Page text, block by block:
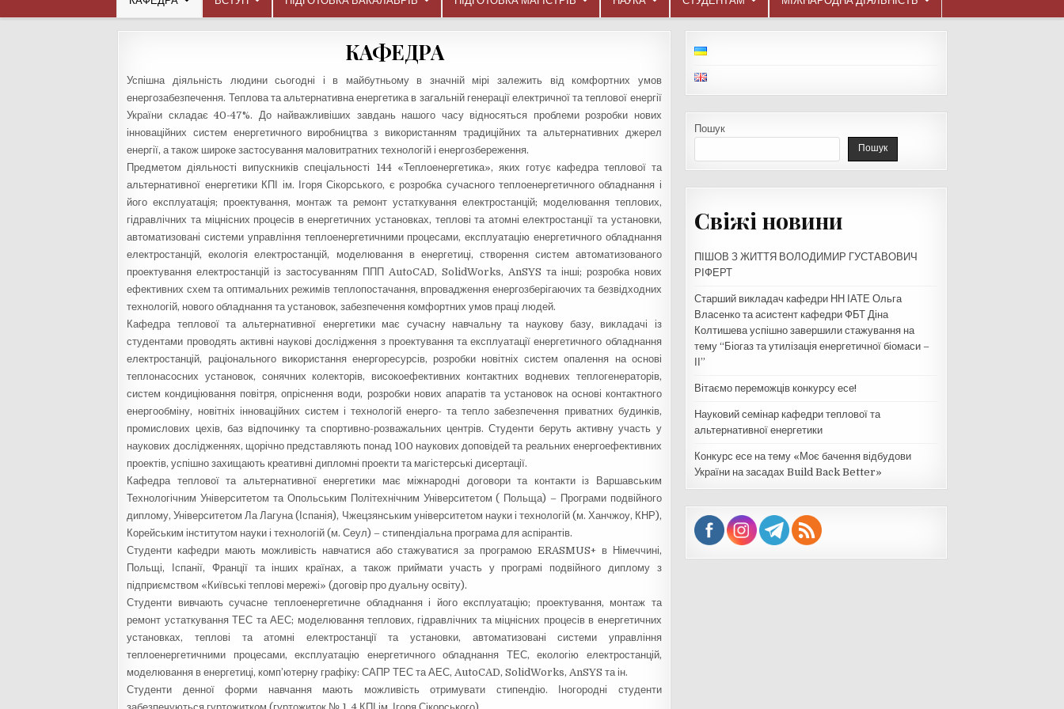
КАФЕДРА
Успішна діяльність людини сьогодні і в майбутньому в значній мірі залежить від комфортних умов
енергозабезпечення. Теплова та альтернативна енергетика в загальній генерації електричної та теплової енергії
України складає 40-47%. До найважливіших завдань нашого часу відносяться проблеми розробки нових
інноваційних систем енергетичного виробництва з використанням традиційних та альтернативних джерел
енергії, а також широке застосування маловитратних технологій і енергозбереження.
Предметом діяльності випускників спеціальності 144 «Теплоенергетика», яких готує кафедра теплової та
альтернативної енергетики КПІ ім. Ігоря Сікорського, є розробка сучасного теплоенергетичного обладнання і
його експлуатація; проектування, монтаж та ремонт устаткування електростанцій; моделювання теплових,
гідравлічних та міцнісних процесів в енергетичних установках, теплові та атомні електростанції та установки,
автоматизовані системи управління теплоенергетичними процесами, експлуатацію енергетичного обладнання
електростанцій, екологія електростанцій, моделювання в енергетиці, створення систем автоматизованого
проектування електростанцій із застосуванням ППП AutoCAD, SolidWorks, AnSYS та інші; розробка нових
ефективних схем та оптимальних режимів теплопостачання, впровадження енергозберігаючих та безвідходних
технологій, нового обладнання та установок, забезпечення комфортних умов праці людей.
Кафедра теплової та альтернативної енергетики має сучасну навчальну та наукову базу, викладачі із
студентами проводять активні наукові дослідження з проектування та експлуатації енергетичного обладнання
електростанцій, раціонального використання енергоресурсів, розробки новітніх систем опалення на основі
теплонасосних установок, сонячних колекторів, високоефективних контактних водневих теплогенераторів,
систем кондиціювання повітря, опріснення води, розробки нових апаратів та установок на основі контактного
енергообміну, новітніх інноваційних систем і технологій енерго- та тепло забезпечення приватних будинків,
промислових цехів, баз відпочинку та спортивно-розважальних центрів. Студенти беруть активну участь у
наукових дослідженнях, щорічно представляють понад 100 наукових доповідей та реальних енергоефективних
проектів, успішно захищають креативні дипломні проекти та магістерські дисертації.
Кафедра теплової та альтернативної енергетики має міжнародні договори та контакти із Варшавським
Технологічним Університетом та Опольським Політехнічним Університетом ( Польща) – Програми подвійного
диплому, Університетом Ла Лагуна (Іспанія), Чжецзянським університетом науки і технологій (м. Ханчжоу, КНР),
Корейським інститутом науки і технологій (м. Сеул) – стипендіальна програма для аспірантів.
Студенти кафедри мають можливість навчатися або стажуватися за програмою ERASMUS+ в Німеччині,
Польщі, Іспанії, Франції та інших країнах, а також приймати участь у програмі подвійного диплому з
підприємством «Київські теплові мережі» (договір про дуальну освіту).
Студенти вивчають сучасне теплоенергетичне обладнання і його експлуатацію; проектування, монтаж та
ремонт устаткування ТЕС та АЕС; моделювання теплових, гідравлічних та міцнісних процесів в енергетичних
установках, теплові та атомні електростанції та установки, автоматизовані системи управління
теплоенергетичними процесами, експлуатацію енергетичного обладнання ТЕС, екологію електростанцій,
моделювання в енергетиці, комп’ютерну графіку: САПР ТЕС та АЕС, AutoCAD, SolidWorks, AnSYS та ін.
Студенти денної форми навчання мають можливість отримувати стипендію. Іногородні студенти
Пошук
Пошук
Свіжі новини
ПІШОВ З ЖИТТЯ ВОЛОДИМИР ГУСТАВОВИЧ
РІФЕРТ
Старший викладач кафедри НН ІАТЕ Ольга
Власенко та асистент кафедри ФБТ Діна
Колтишева успішно завершили стажування на
тему “Біогаз та утилізація енергетичної біомаси –
ІІ”
Вітаємо переможців конкурсу есе!
Науковий семінар кафедри теплової та
альтернативної енергетики
Конкурс есе на тему «Моє бачення відбудови
України на засадах Build Back Better»